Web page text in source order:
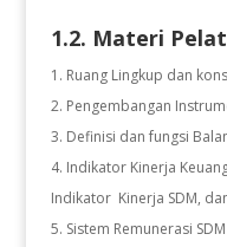
1.2. Materi
Ruang Lingkup dan
Pengembangan
Definisi dan fungsi
Indikator Kinerja
Indikator Kinerja SDM,
Sistem Remunerasi SDM